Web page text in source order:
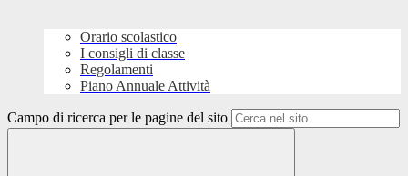
Orario scolastico
I consigli di classe
Regolamenti
Piano Annuale Attività
Campo di ricerca per le pagine del sito